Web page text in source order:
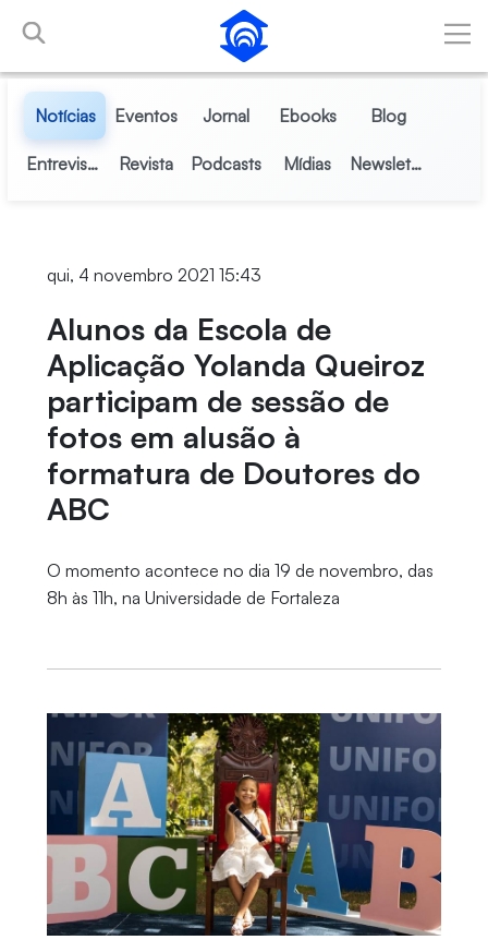
Pular para o Conteúdo principal
Notícias Eventos Jornal Ebooks Blog
Entrevistas Revista Podcasts Mídias Newsletter
qui, 4 novembro 2021 15:43
Alunos da Escola de
Aplicação Yolanda Queiroz
participam de sessão de
fotos em alusão à
formatura de Doutores do
ABC
O momento acontece no dia 19 de novembro, das
8h às 11h, na Universidade de Fortaleza